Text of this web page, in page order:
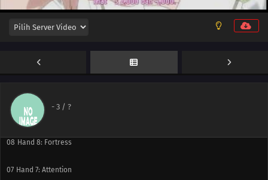
- 3 / ?
Hand 13: Old Friends
Hand 12: Truth
Hand 11: Threat
09 Hand 9: Sortie
08 Hand 8: Fortress
07 Hand 7: Attention